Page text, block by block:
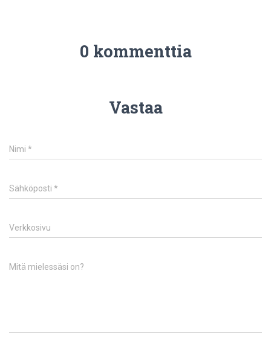
0 kommenttia
Vastaa
Nimi *
Sähköposti *
Verkkosivu
Mitä mielessäsi on?